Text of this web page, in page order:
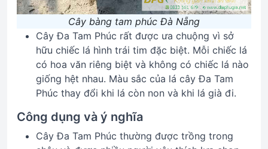
Cây bàng tam phúc Đà Nẵng
Cây Đa Tam Phúc rất được ưa chuộng vì sở
hữu chiếc lá hình trái tim đặc biệt. Mỗi chiếc lá
có hoa văn riêng biệt và không có chiếc lá nào
giống hệt nhau. Màu sắc của lá cây Đa Tam
Phúc thay đổi khi lá còn non và khi lá già đi.
Công dụng và ý nghĩa
Cây Đa Tam Phúc thường được trồng trong